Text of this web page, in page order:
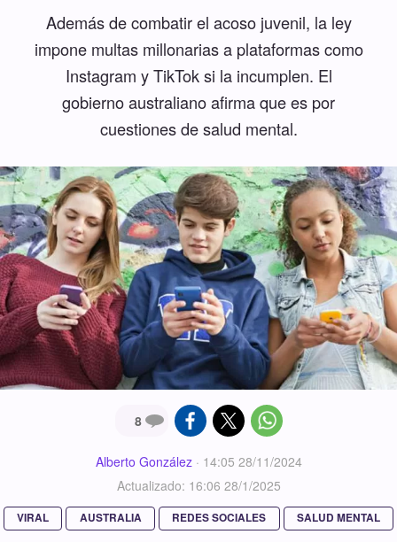
Además de combatir el acoso juvenil, la ley
impone multas millonarias a plataformas como
Instagram y TikTok si la incumplen. El
gobierno australiano afirma que es por
cuestiones de salud mental.
8
Alberto González· 14:05 28/11/2024
Actualizado: 16:06 28/1/2025
VIRAL AUSTRALIA REDES SOCIALES SALUD MENTAL